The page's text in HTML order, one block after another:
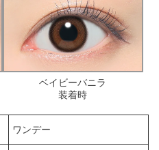
ベイビーバニラ
装着時
ワンデー